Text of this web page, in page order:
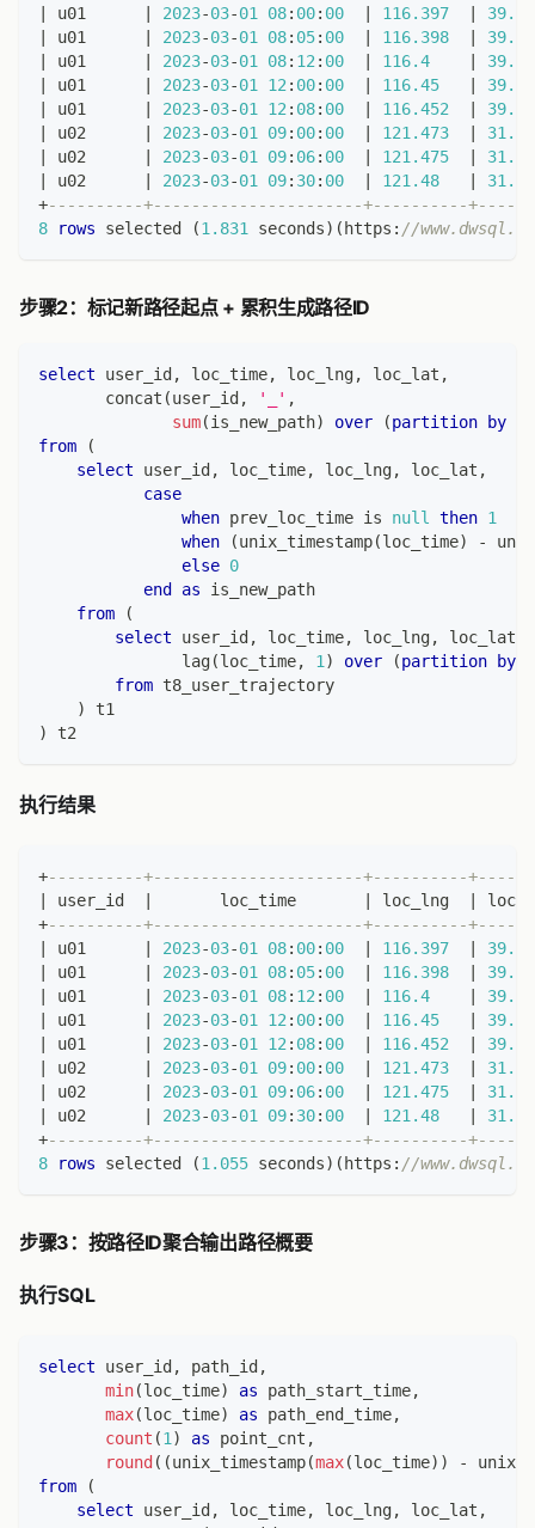
|
u01 | 2023-03-01 08: 00: 00 | 116.397 |
|
u01 | 2023-03-01 08: 05: 00 | 116.398 |
|
u01 | 2023-03-01 08: 12 : 00 | 116.4 |
39.91
|
u01 | 2023-03-01 12 : 00: 00 | 116.45 |
39.95
|
u01 | 2023-03-01 12 : 08: 00 | 116.452 |
|
u02 | 2023-03-01 09: 00: 00 | 121.473 |
31.23
|
u02 | 2023-03-01 09: 06: 00 | 121.475 |
|
u02 | 2023-03-01 09: 30: 00 | 121.48 |
31.24
+----------+----------------------+----------
8
rows selected (1.831 seconds) (https: //
步骤2：标记新路径起点 + 累积生成路径ID
select user_id, loc_time, loc_lng, loc_lat ,
       concat
(user_id, '_' ,
sum(is_new_path) over (partition by
from
(
select user_id, loc_time, loc_lng, loc_lat ,
case
when prev_loc_time is null then 1
when
(unix_timestamp(loc_time) -
else 0
end as is_new_path
from
(
select user_id, loc_time, loc_lng, loc_lat
               lag
(loc_time, 1 ) over (partition by
from t8_user_trajectory
)
t1
)
t2
执行结果
+----------+----------------------+----------
|
user_id |
       loc_time
| loc_lng |
+----------+----------------------+----------
|
u01 | 2023-03-01 08: 00: 00 | 116.397 |
|
u01 | 2023-03-01 08: 05: 00 | 116.398 |
|
u01 | 2023-03-01 08: 12 : 00 | 116.4 |
39.91
|
u01 | 2023-03-01 12 : 00: 00 | 116.45 |
39.95
|
u01 | 2023-03-01 12 : 08: 00 | 116.452 |
|
u02 | 2023-03-01 09: 00: 00 | 121.473 |
31.23
|
u02 | 2023-03-01 09: 06: 00 | 121.475 |
|
u02 | 2023-03-01 09: 30: 00 | 121.48 |
31.24
+----------+----------------------+----------
8
rows selected (1.055 seconds) (https: //
步骤3：按路径ID聚合输出路径概要
执行SQL
select user_id, path_id,
min(loc_time) as path_start_time,
max(loc_time) as path_end_time,
count (1 ) as point_cnt ,
round( (unix_timestamp(max(loc_time) ) -
from
(
select user_id, loc_time, loc_lng, loc_lat ,